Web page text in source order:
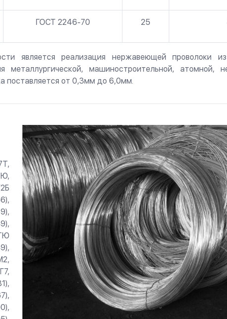
ГОСТ 2246-70 25
является реализация нержавеющей проволоки из
машиностроительной, атомной,
поставляется от 0,3мм до 6,0мм.